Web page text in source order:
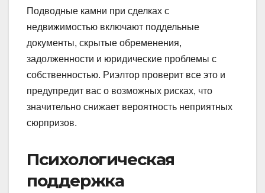
Подводные камни при сделках с
недвижимостью включают поддельные
документы, скрытые обременения,
задолженности и юридические проблемы с
собственностью. Риэлтор проверит все это и
предупредит вас о возможных рисках, что
значительно снижает вероятность неприятных
сюрпризов.
Психологическая
поддержка